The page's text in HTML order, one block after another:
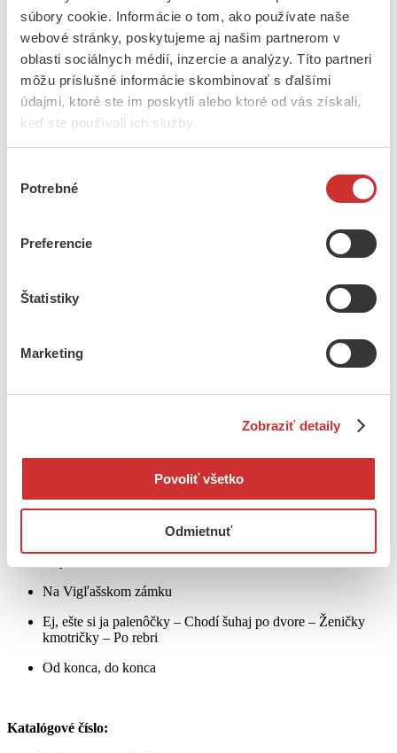
súbory cookie. Informácie o tom, ako používate naše
webové stránky, poskytujeme aj našim partnerom v
oblasti sociálnych médií, inzercie a analýzy. Títo partneri
môžu príslušné informácie skombinovať s ďalšími
údajmi, ktoré ste im poskytli alebo ktoré od vás získali,
keď ste používali ich služby.
súhlasu
Potrebné
Preferencie
Štatistiky
Marketing
Zobraziť detaily
Povoliť všetko
Odmietnuť
CD – Anna Šatanová – Milka a muziky z Podpoľania
Keby ste vedeli, čo by som ja chcela
Mení sa mi mení – Vychodí slniečko
Svieti mesiac nad našim humienkom – A v tej Detve mlyn
Po záhrade chodila
Ja bývam na jame
Chodievajú chlapci k nám – Javor, javor, široko máš lístia
Veje vietor po doline – Dobrý večer, šuhajova mamička
Už jeseň prichodí pomaličky
Na Vigľašskom zámku
Ej, ešte si ja palenôčky – Chodí šuhaj po dvore – Ženičky
kmotričky – Po rebri
Od konca, do konca
Katalógové číslo: